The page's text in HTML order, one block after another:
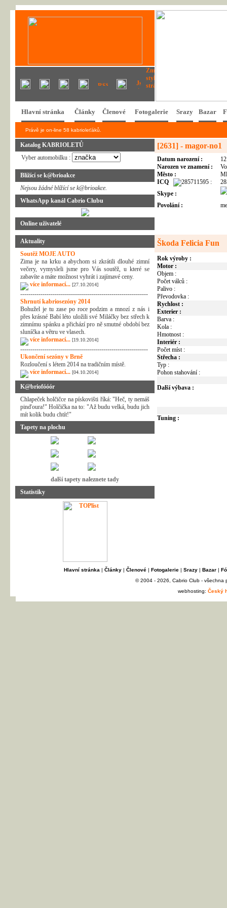
Hlavní stránka Články Členové Fotogalerie Srazy Bazar
Právě je on-line 58 kabrioleťáků.
Katalog KABRIOLETŮ
Vyber automobilku :
Blížící se k@brioakce
Nejsou žádné blížící se k@brioakce.
WhatsApp kanál Cabrio Clubu
Online uživatelé
Aktuality
Soutěž MOJE AUTO
Zima je na krku a abychom si zkrátili dlouhé zimní
večery, vymysleli jsme pro Vás soutěž, u které se
zabavíte a máte možnost vyhrát i zajímavé ceny.
více informací... [27.10.2014]
---------------------------------------------------------------
Shrnutí kabriosezóny 2014
Bohužel je tu zase po roce podzim a mnozí z nás i
přes krásné Babí léto uložili své Miláčky bez střech k
zimnímu spánku a přichází pro ně smutné období bez
sluníčka a větru ve vlasech.
více informací... [19.10.2014]
---------------------------------------------------------------
Ukončení sezóny v Brně
Rozloučení s létem 2014 na tradičním místě.
více informací... [04.10.2014]
K@briofóóór
Chlapeček holčičce na pískovišti říká: "Heč, ty nemáš
pinďoura!" Holčička na to: "Až budu velká, budu jich
mít kolik budu chtít!"
Tapety na plochu
další tapety naleznete tady
Statistiky
[2631] - magor-no1
Datum narození :
Narozen ve znamení :
Město :
ICQ
:
Skype :
Povolání :
Škoda Felicia Fun
Rok výroby :
Motor :
Objem :
Počet válců :
Palivo :
Převodovka :
Rychlost :
Exterier :
Barva :
Kola :
Hmotnost :
Interiér :
Počet míst :
Střecha :
Typ :
Pohon stahování :
Další výbava :
Tuning :
Hlavní stránka | Články| Členové| Fotogalerie| Srazy| Bazar|
© 2004 - 2026, Cabrio Club - všechna
webhosting: Český